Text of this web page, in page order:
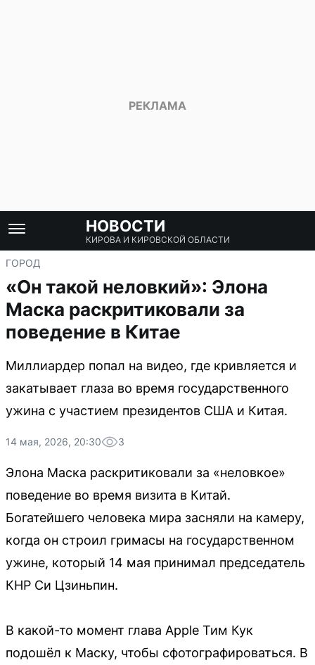
НОВОСТИ
КИРОВА И КИРОВСКОЙ ОБЛАСТИ
ГОРОД
«Он такой неловкий»: Элона
Маска раскритиковали за
поведение в Китае
Миллиардер попал на видео, где кривляется и
закатывает глаза во время государственного
ужина с участием президентов США и Китая.
14 мая, 2026, 20:30 3
Элона Маска раскритиковали за «неловкое»
поведение во время визита в Китай.
Богатейшего человека мира засняли на камеру,
когда он строил гримасы на государственном
ужине, который 14 мая принимал председатель
КНР Си Цзиньпин.
В какой-то момент глава Apple Тим Кук
подошёл к Маску, чтобы сфотографироваться. В